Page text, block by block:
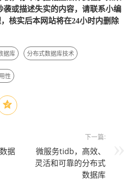
袭或描述失实的内容，请联系小编
核实后本网站将在24小时内删除
据库 分布式数据库技术
性
据
下一篇:
微服务tidb，高效、
灵活和可靠的分布式
数据库